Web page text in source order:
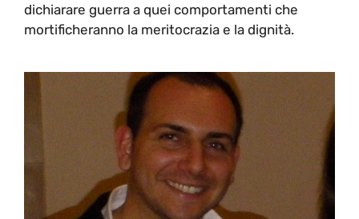
dichiarare guerra a quei comportamenti che
mortificheranno la meritocrazia e la dignità.